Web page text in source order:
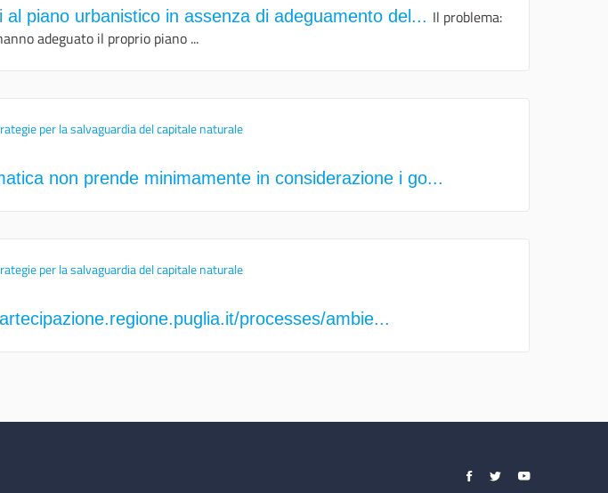
piano urbanistico in assenza di adeguamento del... Il problema:
adeguato il proprio piano ...
per la salvaguardia del capitale naturale
non prende minimamente in considerazione i go...
per la salvaguardia del capitale naturale
processes/ambie...